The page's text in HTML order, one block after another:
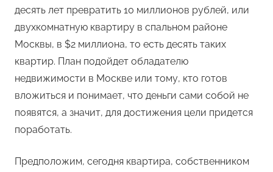
десять лет превратить 10 миллионов рублей, или
двухкомнатную квартиру в спальном районе
Москвы, в $2 миллиона, то есть десять таких
квартир. План подойдет обладателю
недвижимости в Москве или тому, кто готов
вложиться и понимает, что деньги сами собой не
появятся, а значит, для достижения цели придется
поработать.
Предположим, сегодня квартира, собственником